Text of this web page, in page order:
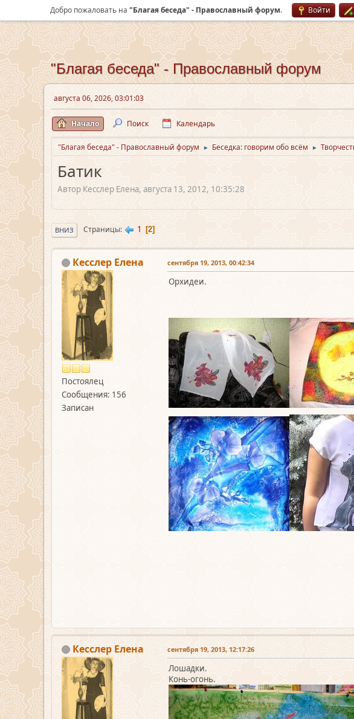
Добро пожаловать на "Благая беседа" - Православный форум. Войти
"Благая беседа" - Православный форум
августа 06, 2026, 03:01:03
Начало Поиск Календарь
"Благая беседа" - Православный форум ► Беседка: говорим обо всём ►
Батик
Автор Кесслер Елена, августа 13, 2012, 10:35:28
ВНИЗ Страницы 1 2
Кесслер Елена
Постоялец
Сообщения: 156
Записан
сентября 19, 2013, 00:42:34
Орхидеи.
Кесслер Елена сентября 19, 2013, 12:17:26
Лошадки.
Конь-огонь.